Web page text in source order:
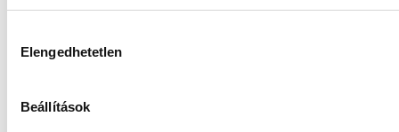
kiválasztása
Elengedhetetlen
Beállítások